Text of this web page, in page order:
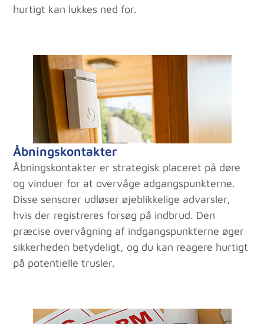
hurtigt kan lukkes ned for.
Åbningskontakter
Åbningskontakter er strategisk placeret på døre
og vinduer for at overvåge adgangspunkterne.
Disse sensorer udløser øjeblikkelige advarsler,
hvis der registreres forsøg på indbrud. Den
præcise overvågning af indgangspunkterne øger
sikkerheden betydeligt, og du kan reagere hurtigt
på potentielle trusler.